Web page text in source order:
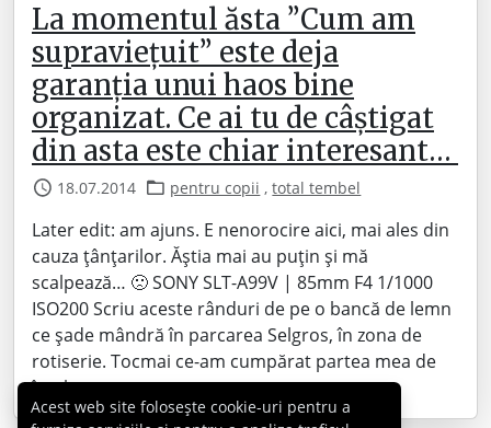
La momentul ăsta ”Cum am
supraviețuit” este deja
garanția unui haos bine
organizat. Ce ai tu de câștigat
din asta este chiar interesant…
18.07.2014 pentru copii ,total tembel
Later edit: am ajuns. E nenorocire aici, mai ales din
cauza țânțarilor. Ăștia mai au puțin și mă
scalpează… 🙁 SONY SLT-A99V | 85mm F4 1/1000
ISO200 Scriu aceste rânduri de pe o bancă de lemn
ce șade mândră în parcarea Selgros, în zona de
rotiserie. Tocmai ce-am cumpărat partea mea de
înțelegere, tot ce…
Acest web site folosește cookie-uri pentru a